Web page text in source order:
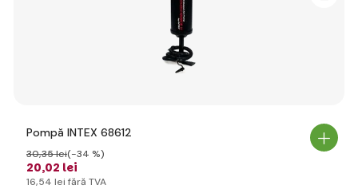
Pompă INTEX 68612
20,02 lei
30,35 lei(-34 %)
16,54 lei fără TVA